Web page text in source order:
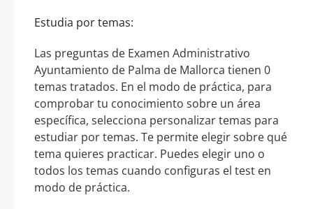
Estudia por temas:
Las preguntas de Examen Administrativo
Ayuntamiento de Palma de Mallorca tienen 0
temas tratados. En el modo de práctica, para
comprobar tu conocimiento sobre un área
específica, selecciona personalizar temas para
estudiar por temas. Te permite elegir sobre qué
tema quieres practicar. Puedes elegir uno o
todos los temas cuando configuras el test en
modo de práctica.